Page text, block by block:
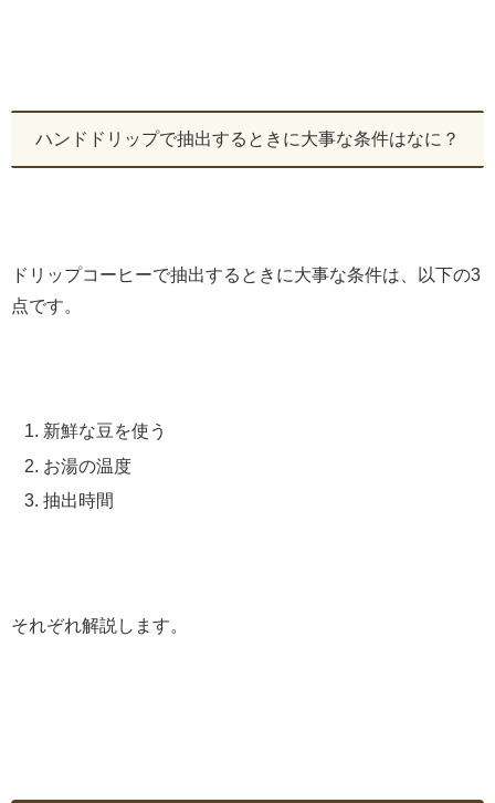
ハンドドリップで抽出するときに大事な条件はなに？
ドリップコーヒーで抽出するときに大事な条件は、以下の3
点です。
新鮮な豆を使う
お湯の温度
抽出時間
それぞれ解説します。